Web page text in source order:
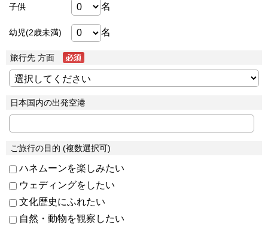
子供 名
幼児(2歳未満) 名
旅行先 方面
日本国内の出発空港
ご旅行の目的 (複数選択可)
ハネムーンを楽しみたい
ウェディングをしたい
文化歴史にふれたい
自然・動物を観察したい